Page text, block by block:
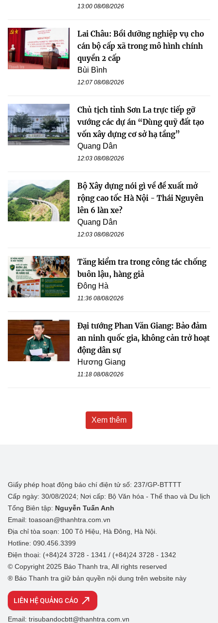
13:00 08/08/2026
Lai Châu: Bồi dưỡng nghiệp vụ cho
cán bộ cấp xã trong mô hình chính
quyền 2 cấp
Bùi Bình
12:07 08/08/2026
Chủ tịch tỉnh Sơn La trực tiếp gỡ
vướng các dự án “Dùng quỹ đất tạo
vốn xây dựng cơ sở hạ tầng”
Quang Dân
12:03 08/08/2026
Bộ Xây dựng nói gì về đề xuất mở
rộng cao tốc Hà Nội - Thái Nguyên
lên 6 làn xe?
Quang Dân
12:03 08/08/2026
Tăng kiểm tra trong công tác chống
buôn lậu, hàng giả
Đông Hà
11:36 08/08/2026
Đại tướng Phan Văn Giang: Bảo đảm
an ninh quốc gia, không cản trở hoạt
động dân sự
Hương Giang
11:18 08/08/2026
Xem thêm
Giấy phép hoạt động báo chí điện tử số: 237/GP-BTTTT
Cấp ngày: 30/08/2024; Nơi cấp: Bộ Văn hóa - Thể thao và Du lịch
Tổng Biên tập: Nguyễn Tuấn Anh
Email: toasoan@thanhtra.com.vn
Địa chỉ tòa soạn: 100 Tô Hiệu, Hà Đông, Hà Nội.
Hotline: 090.456.3399
Điện thoại: (+84)24 3728 - 1341 / (+84)24 3728 - 1342
© Copyright 2025 Báo Thanh tra, All rights reserved
® Báo Thanh tra giữ bản quyền nội dung trên website này
LIÊN HỆ QUẢNG CÁO
Email: trisubandocbtt@thanhtra.com.vn